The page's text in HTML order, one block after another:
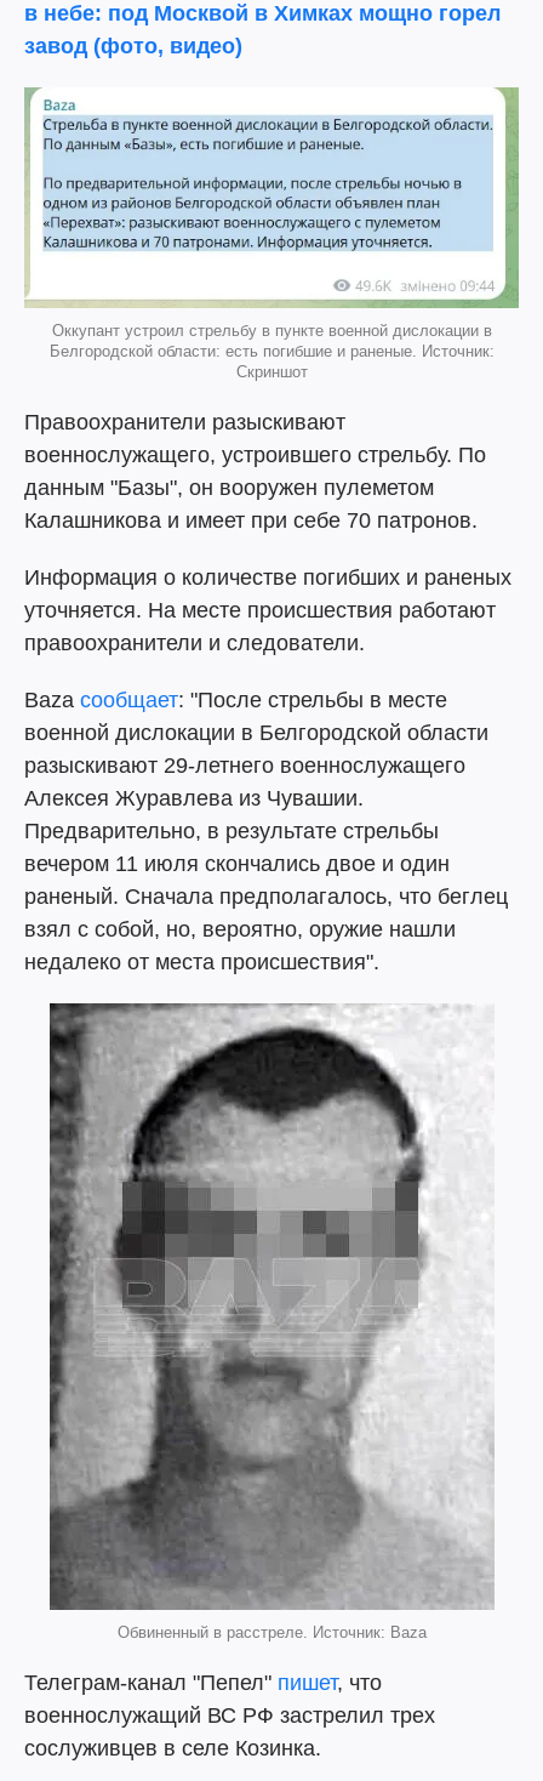
в небе: под Москвой в Химках мощно горел
завод (фото, видео)
Оккупант устроил стрельбу в пункте военной дислокации в
Белгородской области: есть погибшие и раненые. Источник:
Скриншот
Правоохранители разыскивают
военнослужащего, устроившего стрельбу. По
данным "Базы", он вооружен пулеметом
Калашникова и имеет при себе 70 патронов.
Информация о количестве погибших и раненых
уточняется. На месте происшествия работают
правоохранители и следователи.
Baza сообщает: "После стрельбы в месте
военной дислокации в Белгородской области
разыскивают 29-летнего военнослужащего
Алексея Журавлева из Чувашии.
Предварительно, в результате стрельбы
вечером 11 июля скончались двое и один
раненый. Сначала предполагалось, что беглец
взял с собой, но, вероятно, оружие нашли
недалеко от места происшествия".
Обвиненный в расстреле. Источник: Baza
Телеграм-канал "Пепел" пишет, что
военнослужащий ВС РФ застрелил трех
сослуживцев в селе Козинка.